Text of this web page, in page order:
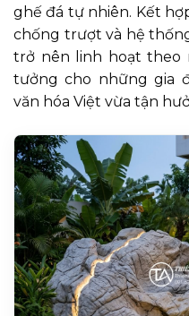
ghế đá tự nhiên. Kết
chống trượt và hệ
trở nên linh hoạt theo
tưởng cho những gia
văn hóa Việt vừa tận